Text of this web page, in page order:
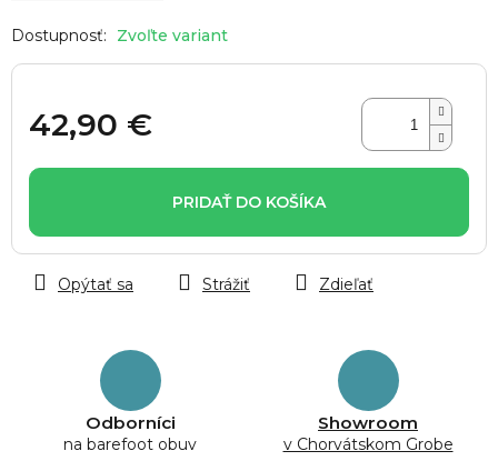
Zvoľte variant
42,90 €
cena:
PRIDAŤ DO KOŠÍKA
Odborníci
na barefoot obuv
Showroom
v Chorvátskom Grobe
Opýtať sa Strážiť Zdieľať